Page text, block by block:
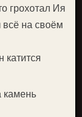
грохотал Ия
на своём
катится
камень